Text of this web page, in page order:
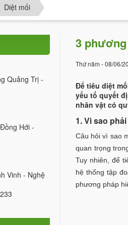
Diệt mối
3
Thứ năm - 08/06/
Để tiêu diệt
yếu tố quyết
nhân vật có
1. Vì sao
Câu hỏi vì sao
quan trọng
Tuy nhiên, để
hệ thống tập
phương pháp
Quảng Trị -
Hới -
Vinh - Nghệ